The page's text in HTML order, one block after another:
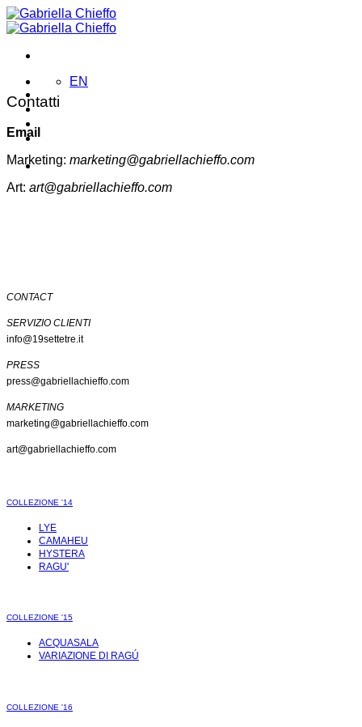
Salta
ai
EN
Contatti
Email
Marketing: marketing@gabriellachieffo.com
Art: art@gabriellachieffo.com
CONTACT
SERVIZIO CLIENTI
info@19settetre.it
PRESS
press@gabriellachieffo.com
MARKETING
marketing@gabriellachieffo.com
art@gabriellachieffo.com
COLLEZIONE '14
LYE
CAMAHEU
HYSTERA
RAGU'
COLLEZIONE '15
ACQUASALA
VARIAZIONE DI RAGÚ
COLLEZIONE '16